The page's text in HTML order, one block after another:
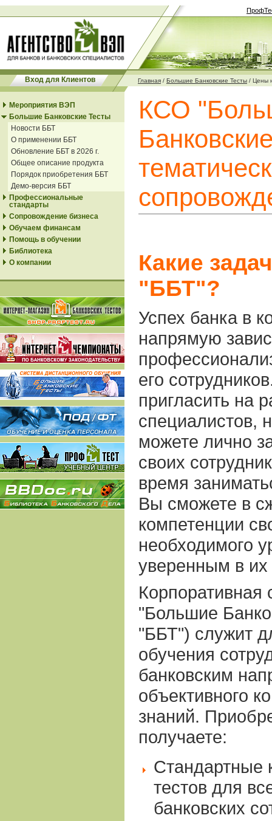
Вход для Клиентов Главная / Большие Банковские Тесты / Цены
Мероприятия ВЭП
Большие Банковские Тесты
Новости ББТ
О применении ББТ
Обновление ББТ в 2026 г.
Общее описание продукта
Порядок приобретения ББТ
Демо-версия ББТ
Профессиональные
стандарты
Сопровождение бизнеса
Обучаем финансам
Помощь в обучении
Библиотека
О компании
КСО
Какие
"ББТ"?
Успех банка в
напрямую
его
пригласить на
специалистов,
можете лично
своих
время
Вы сможете в
компетенции
необходимого
уверенным в
Корпоративная
"Большие
"ББТ") служит
обучения
банковским
объективного
знаний.
получаете:
Стандартные
тестов для
банковских